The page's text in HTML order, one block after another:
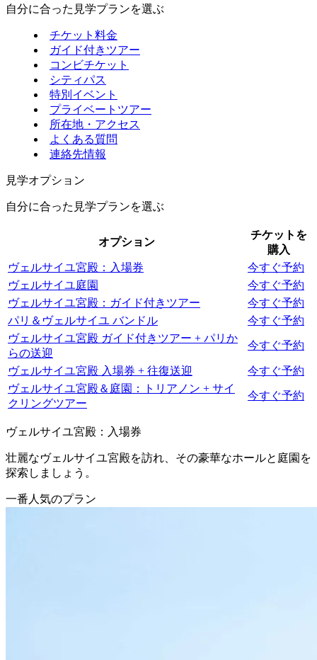
自分に合った見学プランを選ぶ
チケット料金
ガイド付きツアー
コンビチケット
シティパス
特別イベント
プライベートツアー
所在地・アクセス
よくある質問
連絡先情報
見学オプション
自分に合った見学プランを選ぶ
オプション
チケットを
購入
ヴェルサイユ宮殿：入場券
今すぐ予約
ヴェルサイユ庭園
今すぐ予約
ヴェルサイユ宮殿：ガイド付きツアー
今すぐ予約
パリ＆ヴェルサイユ バンドル
今すぐ予約
ヴェルサイユ宮殿 ガイド付きツアー + パリか
らの送迎
今すぐ予約
ヴェルサイユ宮殿 入場券 + 往復送迎
今すぐ予約
ヴェルサイユ宮殿＆庭園：トリアノン + サイ
クリングツアー
今すぐ予約
ヴェルサイユ宮殿：入場券
壮麗なヴェルサイユ宮殿を訪れ、その豪華なホールと庭園を
探索しましょう。
一番人気のプラン